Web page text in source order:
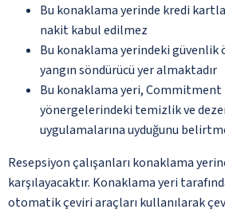
Bu konaklama yerinde kredi
nakit kabul edilmez
Bu konaklama yerindeki güvenlik
yangın söndürücü yer almaktadır
Bu konaklama yeri,
yönergelerindeki temizlik ve
uygulamalarına uyduğunu
Resepsiyon çalışanları konaklama
karşılayacaktır. Konaklama yeri
otomatik çeviri araçları kullanılarak